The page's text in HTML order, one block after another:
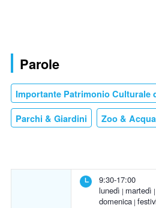
Parole
Importante Patrimonio Culturale
Parchi & Giardini Zoo &
9:30-17:00
lunedì martedì
domenica